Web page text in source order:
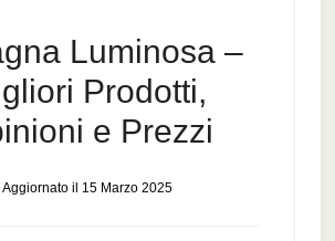
Luminosa –
Prodotti,
e Prezzi
Aggiornato il 15 Marzo 2025